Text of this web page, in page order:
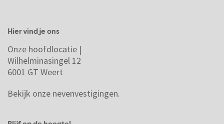
Hier vind je ons
Onze hoofdlocatie |
Wilhelminasingel 12
6001 GT Weert
Bekijk onze nevenvestigingen.